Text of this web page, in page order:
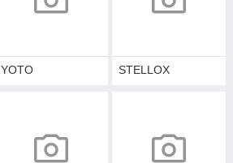
YOTO STELLOX